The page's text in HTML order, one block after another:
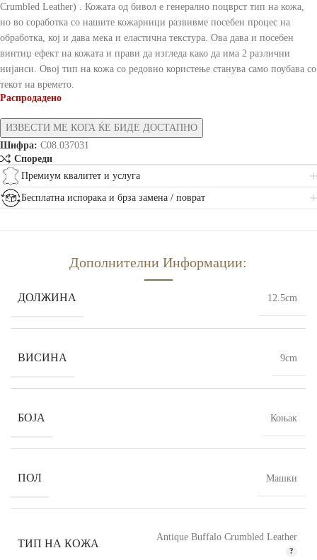
Crumbled Leather) . Кожата од бивол е генерално поцврст тип на кожа,
но во соработка со нашите кожарници развивме посебен процес на
обработка, кој и дава мека и еластична текстура. Ова дава и посебен
винтиџ ефект на кожата и прави да изгледа како да има 2 различни
нијанси. Овој тип на кожа со редовно користење станува само поубава со
текот на времето.
Распродадено
Шифра: C08.037031
Спореди
Премиум квалитет и услуга
Бесплатна испорака и брза замена / поврат
Дополнителни Информации:
ДОЛЖИНА 12.5cm
ВИСИНА 9cm
БОЈА Коњак
ПОЛ Машки
ТИП НА КОЖА Antique Buffalo Crumbled Leather